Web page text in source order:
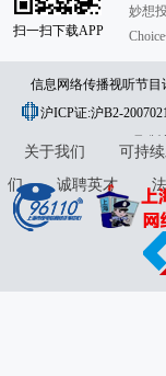
扫一扫下载APP
妙想
信息网络传播视听节目
沪ICP证:沪B2-
31010402000120号版
关于我们 可持
们
诚聘英才